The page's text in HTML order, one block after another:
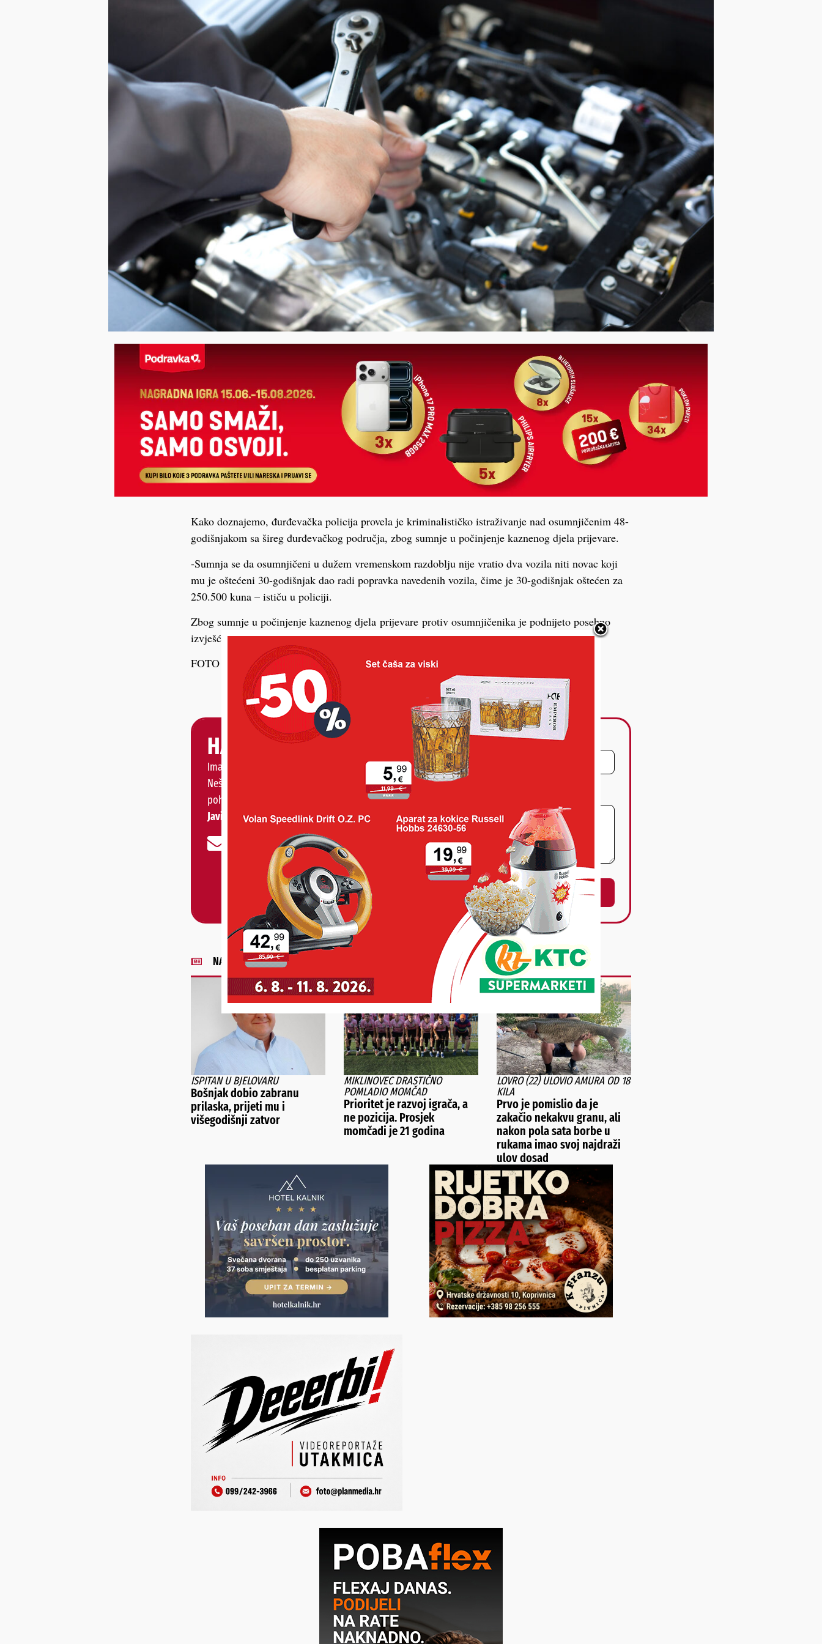
Kako doznajemo, đurđevačka policija provela je kriminalističko istraživanje nad osumnjičenim 48-
godišnjakom sa šireg đurđevačkog područja, zbog sumnje u počinjenje kaznenog djela prijevare.
-Sumnja se da osumnjičeni u dužem vremenskom razdoblju nije vratio dva vozila niti novac koji
mu je oštećeni 30-godišnjak dao radi popravka navedenih vozila, čime je 30-godišnjak oštećen za
250.500 kuna – ističu u policiji.
Zbog sumnje u počinjenje kaznenog djela prijevare protiv osumnjičenika je podnijeto posebno
izvješće nadležnom državnom odvjetništvu.
FOTO Ilustracija
HALO, PODRAVSKI!
Imate priču, vijest, fotku ili video?
Nešto vas muči ili želite nešto/nekoga
pohvaliti?
Javite nam se!
Vaš email
POŠALJI
Alternative:
NAJNOVIJE VIJESTI
ISPITAN U BJELOVARU
Bošnjak dobio zabranu
prilaska, prijeti mu i
višegodišnji zatvor
MIKLINOVEC DRASTIČNO
POMLADIO MOMČAD
Prioritet je razvoj igrača, a
ne pozicija. Prosjek
momčadi je 21 godina
LOVRO (22) ULOVIO AMURA OD 18
KILA
Prvo je pomislio da je
zakačio nekakvu granu, ali
nakon pola sata borbe u
rukama imao svoj najdraži
ulov dosad